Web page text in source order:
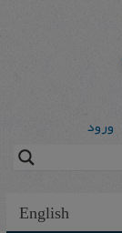
ورود
English